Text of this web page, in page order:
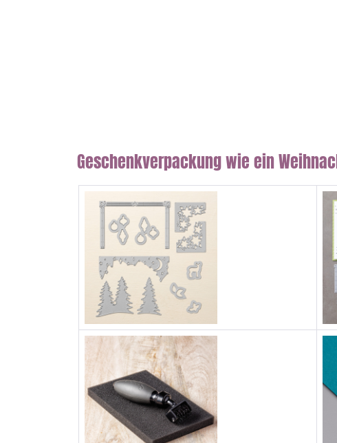
Geschenkverpackung wie ein